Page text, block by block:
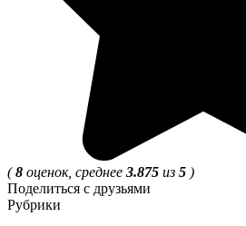
(8 оценок, среднее 3.875 из 5 )
Поделиться с друзьями
Рубрики